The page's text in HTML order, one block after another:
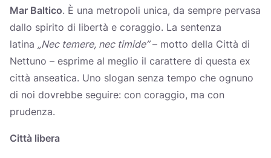
Mar Baltico. È una metropoli unica, da sempre pervasa
dallo spirito di libertà e coraggio. La sentenza
latina „Nec temere, nec timide”– motto della Città di
Nettuno – esprime al meglio il carattere di questa ex
città anseatica. Uno slogan senza tempo che ognuno
di noi dovrebbe seguire: con coraggio, ma con
prudenza.
Città libera